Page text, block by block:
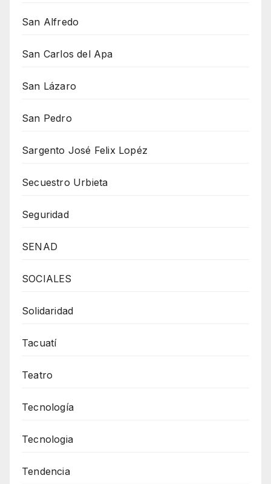
San Alfredo
San Carlos del Apa
San Lázaro
San Pedro
Sargento José Felix Lopéz
Secuestro Urbieta
Seguridad
SENAD
SOCIALES
Solidaridad
Tacuatí
Teatro
Tecnología
Tecnologia
Tendencia